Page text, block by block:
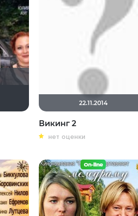
vladdomru
Ekaterina5222
22.11.2014
Викинг 2
нет оценки